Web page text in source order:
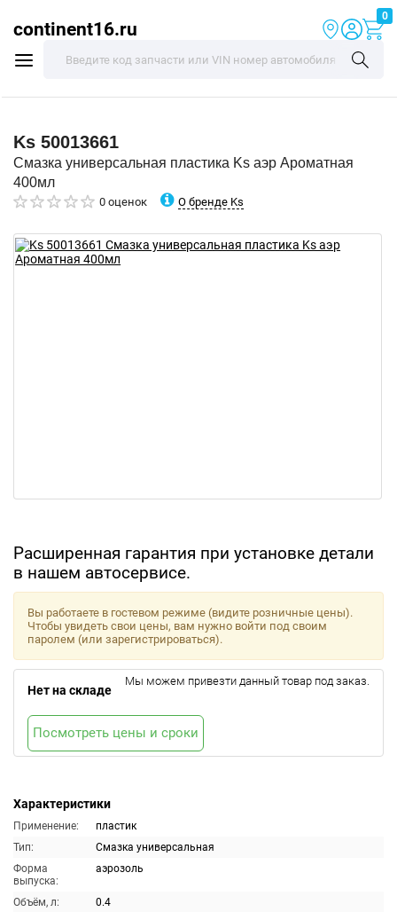
continent16.ru
0
Ks 50013661
Смазка универсальная пластика Ks аэр Ароматная
400мл
0 оценок О бренде Ks
Расширенная гарантия при установке детали
в нашем автосервисе.
Характеристики
Применение:
пластик
Тип:
Смазка универсальная
Форма
выпуска:
аэрозоль
Объём, л:
0.4
Вы работаете в гостевом режиме (видите розничные цены).
Чтобы увидеть свои цены, вам нужно войти под своим
паролем (или зарегистрироваться).
Нет на складе
Мы можем привезти данный товар под заказ.
Посмотреть цены и сроки